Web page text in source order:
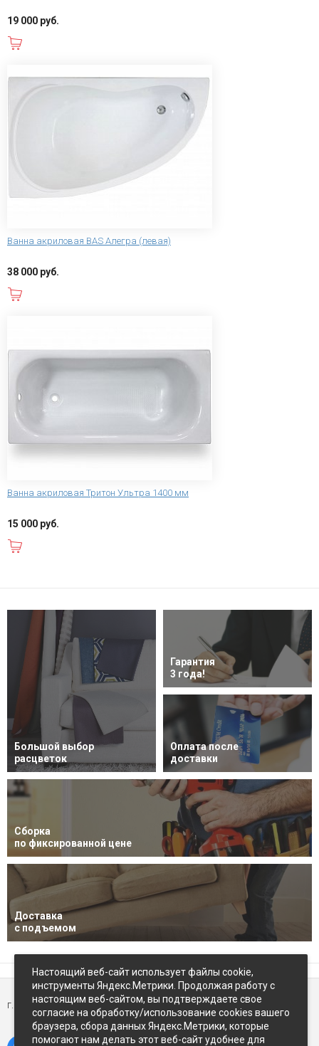
19 000 руб.
Ванна акриловая BAS Алегра (левая)
38 000 руб.
Ванна акриловая Тритон Ультра 1400 мм
15 000 руб.
Большой выбор
расцветок
Гарантия
3 года!
Оплата после
доставки
Сборка
по фиксированной цене
Доставка
с подъемом
г. Петропавловск-Камчатский,ул Восточное-шоссе, д.5
Настоящий веб-сайт использует файлы cookie,
инструменты Яндекс.Метрики. Продолжая работу с
настоящим веб-сайтом, вы подтверждаете свое
согласие на обработку/использование cookies вашего
браузера, сбора данных Яндекс.Метрики, которые
помогают нам делать этот веб-сайт удобнее для